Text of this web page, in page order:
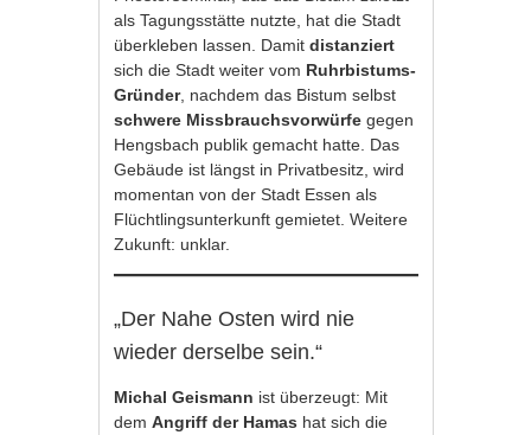
als Tagungsstätte nutzte, hat die Stadt
überkleben lassen. Damitdistanziert
sich die Stadt weiter vom Ruhrbistums-
Gründer, nachdem das Bistum selbst
schwere Missbrauchsvorwürfe gegen
Hengsbach publik gemacht hatte. Das
Gebäude ist längst in Privatbesitz, wird
momentan von der Stadt Essen als
Flüchtlingsunterkunft gemietet. Weitere
Zukunft: unklar.
„Der Nahe Osten wird nie
wieder derselbe sein.“
Michal Geismann ist überzeugt: Mit
demAngriff der Hamas hat sich die